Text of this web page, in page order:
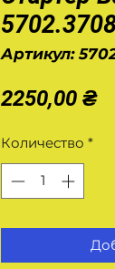
Артикул:
2250,00 ₴
Количество *